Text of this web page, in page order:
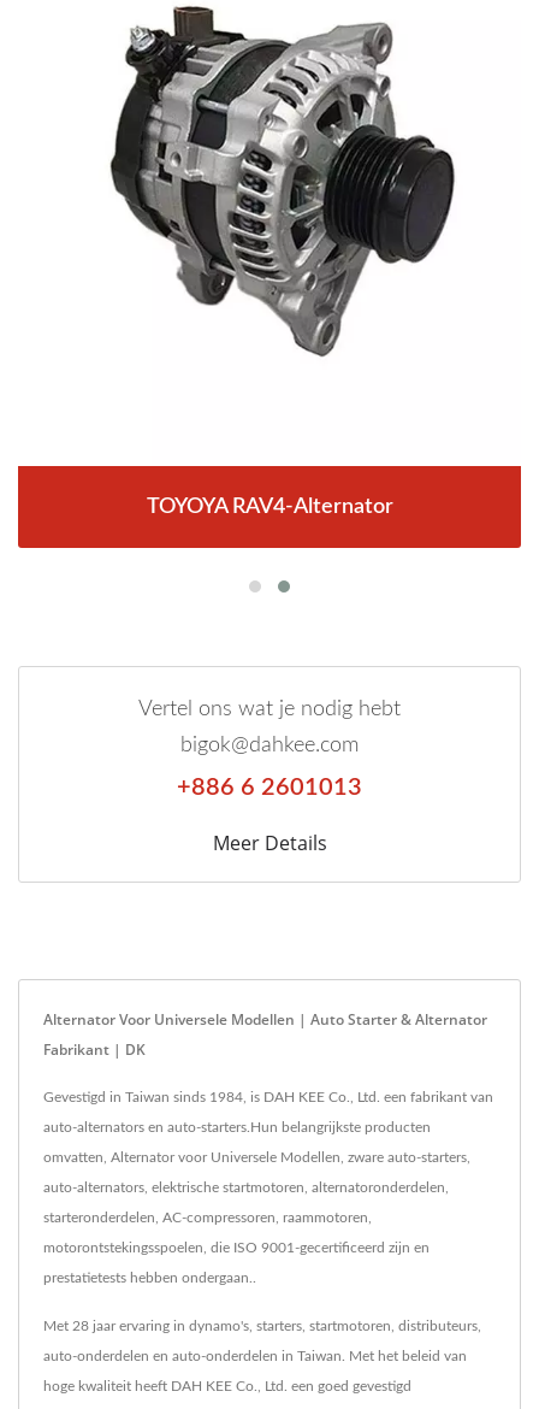
TOYOYA RAV4-Alternator
Vertel ons wat je nodig hebt
bigok@dahkee.com
+886 6 2601013
Meer Details
Alternator Voor Universele Modellen | Auto Starter & Alternator
Fabrikant | DK
Gevestigd in Taiwan sinds 1984, is DAH KEE Co., Ltd. een fabrikant van
auto-alternators en auto-starters.Hun belangrijkste producten
omvatten, Alternator voor Universele Modellen, zware auto-starters,
auto-alternators, elektrische startmotoren, alternatoronderdelen,
starteronderdelen, AC-compressoren, raammotoren,
motorontstekingsspoelen, die ISO 9001-gecertificeerd zijn en
prestatietests hebben ondergaan..
Met 28 jaar ervaring in dynamo's, starters, startmotoren, distributeurs,
auto-onderdelen en auto-onderdelen in Taiwan. Met het beleid van
hoge kwaliteit heeft DAH KEE Co., Ltd. een goed gevestigd